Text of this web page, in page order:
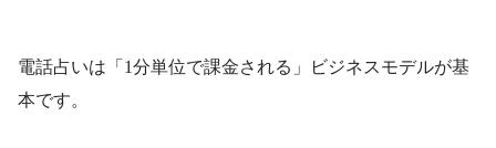
電話占いは「1分単位で課金される」ビジネスモデルが基
本です。